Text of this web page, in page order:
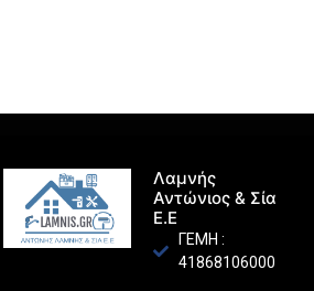
Λαμνής
Αντώνιος & Σία
Ε.Ε
ΓΕΜΗ :
41868106000